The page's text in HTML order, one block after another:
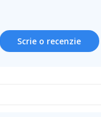
Scrie o recenzie